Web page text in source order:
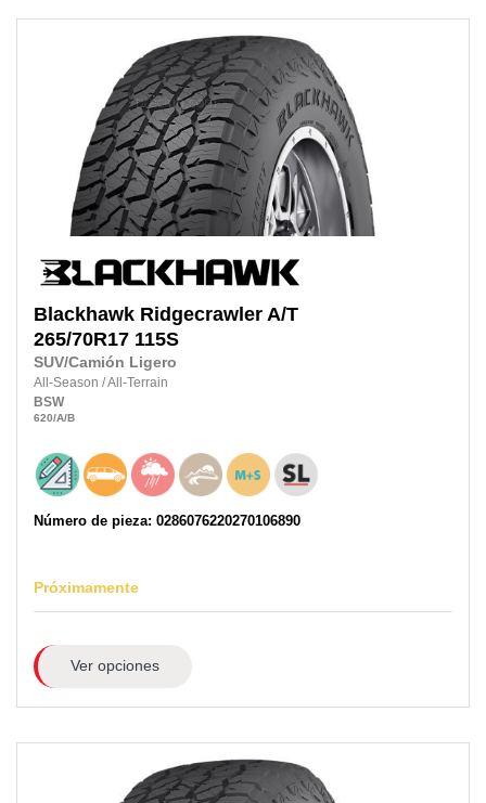
Blackhawk Ridgecrawler A/T
265/70R17 115S
SUV/Camión Ligero
All-Season /All-Terrain
BSW
620/A/B
Número de pieza: 0286076220270106890
Próximamente
Ver opciones